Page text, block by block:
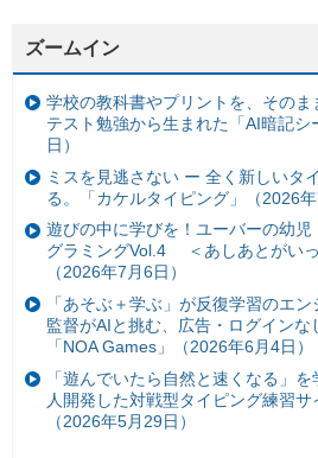
ズームイン
学校の教科書やプリントを、その
テスト勉強から生まれた「AI暗記
日）
ミスを見逃さない ー 全く新しいタ
る。「カケルタイピング」（2026年
遊びの中に学びを！ユーバーの幼
グラミングVol.4 ＜あしあとがい
（2026年7月6日）
「あそぶ＋学ぶ」が反復学習のエ
監督がAIと挑む、広告・ログイン
「NOA Games」（2026年6月4日）
「遊んでいたら自然と速くなる」
人開発した対戦型タイピング練習サ
（2026年5月29日）